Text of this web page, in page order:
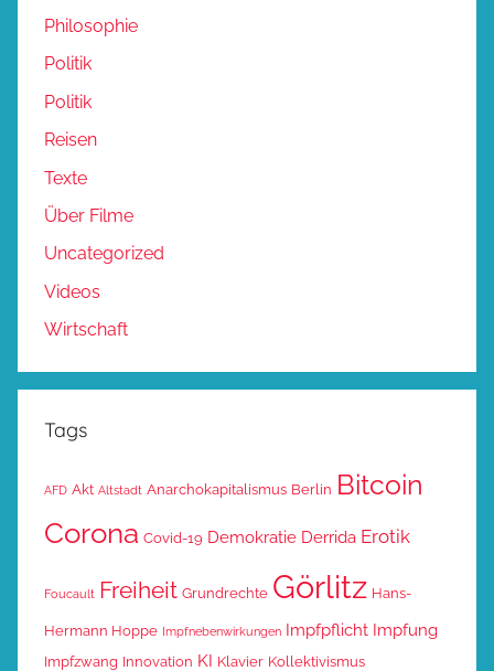
Philosophie
Politik
Politik
Reisen
Texte
Über Filme
Uncategorized
Videos
Wirtschaft
Tags
AFD Akt Altstadt Anarchokapitalismus Berlin Bitcoin
Corona Covid-19 Demokratie Derrida Erotik
Foucault Freiheit Grundrechte Görlitz Hans-
Hermann Hoppe Impfnebenwirkungen Impfpflicht Impfung
Impfzwang Innovation KI Klavier Kollektivismus